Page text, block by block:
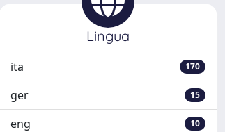
Lingua
ita 170
ger 15
eng 10